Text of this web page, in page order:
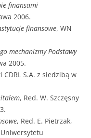
finansami
2006.
finansowe, WN
mechanizmy Podstawy
2005.
S.A. z siedzibą w
, Red. W. Szczęsny
, Red. E. Pietrzak,